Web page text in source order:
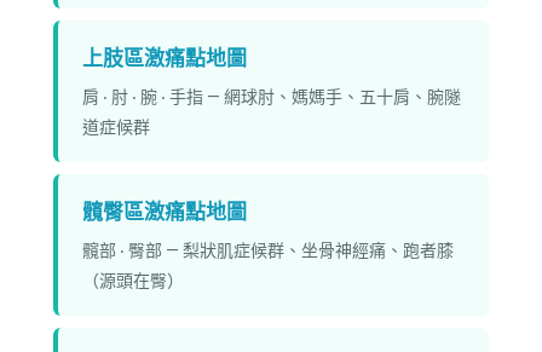
上肢區激痛點地圖
肩 ‧ 肘 ‧ 腕 ‧ 手指 — 網球肘、媽媽手、五十肩、腕隧
道症候群
髖臀區激痛點地圖
髖部 ‧ 臀部 — 梨狀肌症候群、坐骨神經痛、跑者膝
（源頭在臀）